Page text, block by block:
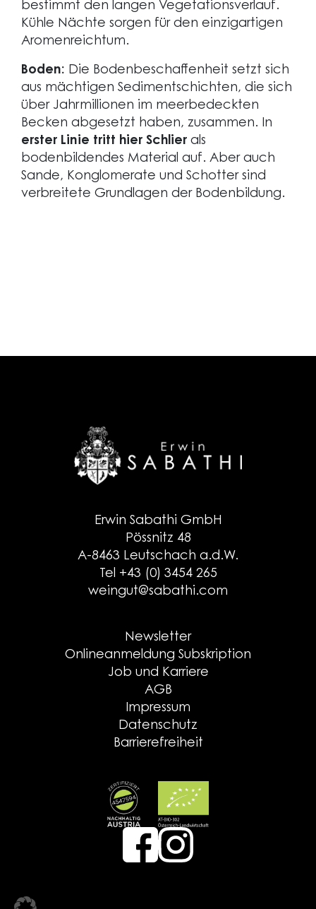
bestimmt den langen Vegetationsverlauf.
Kühle Nächte sorgen für den einzigartigen
Aromenreichtum.
Boden: Die Bodenbeschaffenheit setzt sich
aus mächtigen Sedimentschichten, die sich
über Jahrmillionen im meerbedeckten
Becken abgesetzt haben, zusammen. In
erster Linie tritt hier Schlier als
bodenbildendes Material auf. Aber auch
Sande, Konglomerate und Schotter sind
verbreitete Grundlagen der Bodenbildung.
Erwin Sabathi GmbH
Pössnitz 48
A-8463 Leutschach a.d.W.
Tel +43 (0) 3454 265
weingut@sabathi.com
Newsletter
Onlineanmeldung Subskription
Job und Karriere
AGB
Impressum
Datenschutz
Barrierefreiheit